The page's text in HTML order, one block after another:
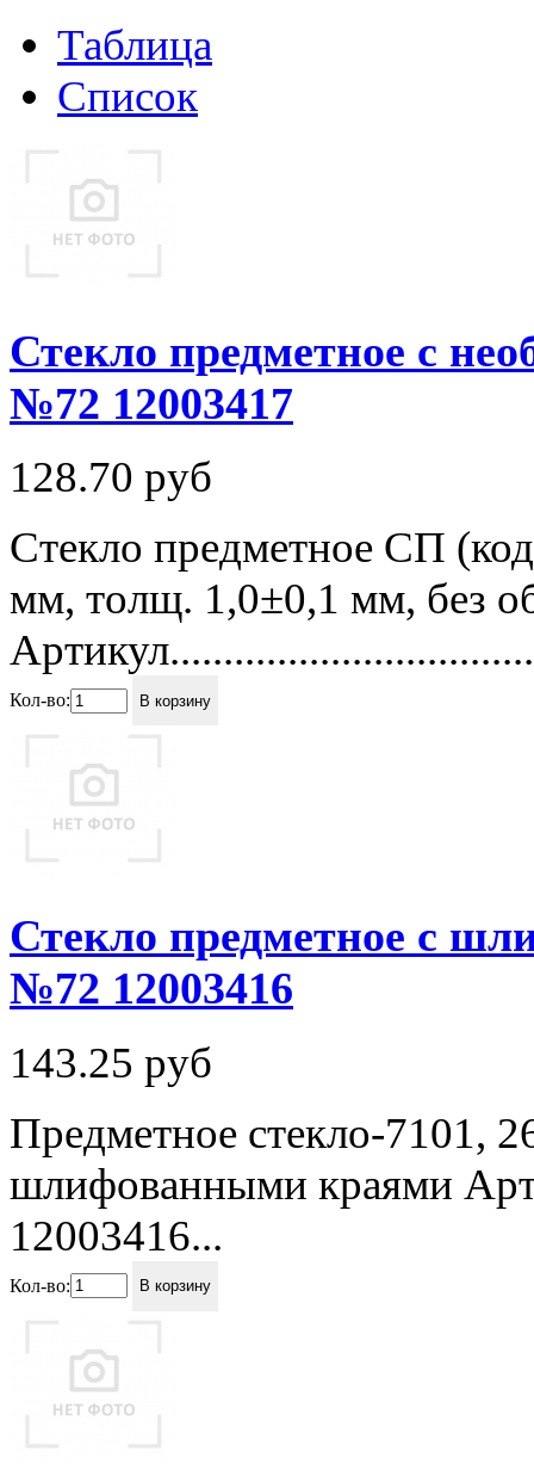
Таблица
Список
Стекло предметное с
№72 12003417
128.70 руб
Стекло предметное СП
мм, толщ. 1,0±0,1 мм, без
Кол-во: В корзину
Стекло предметное с
№72 12003416
143.25 руб
Предметное стекло-7101,
шлифованными краями
12003416...
Кол-во: В корзину